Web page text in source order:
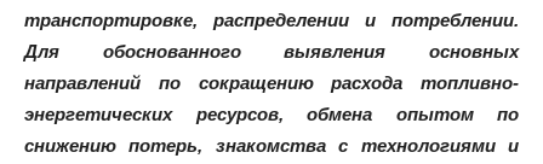
транспортировке, распределении и потреблении.
Для обоснованного выявления основных
направлений по сокращению расхода топливно-
энергетических ресурсов, обмена опытом по
снижению потерь, знакомства с технологиями и